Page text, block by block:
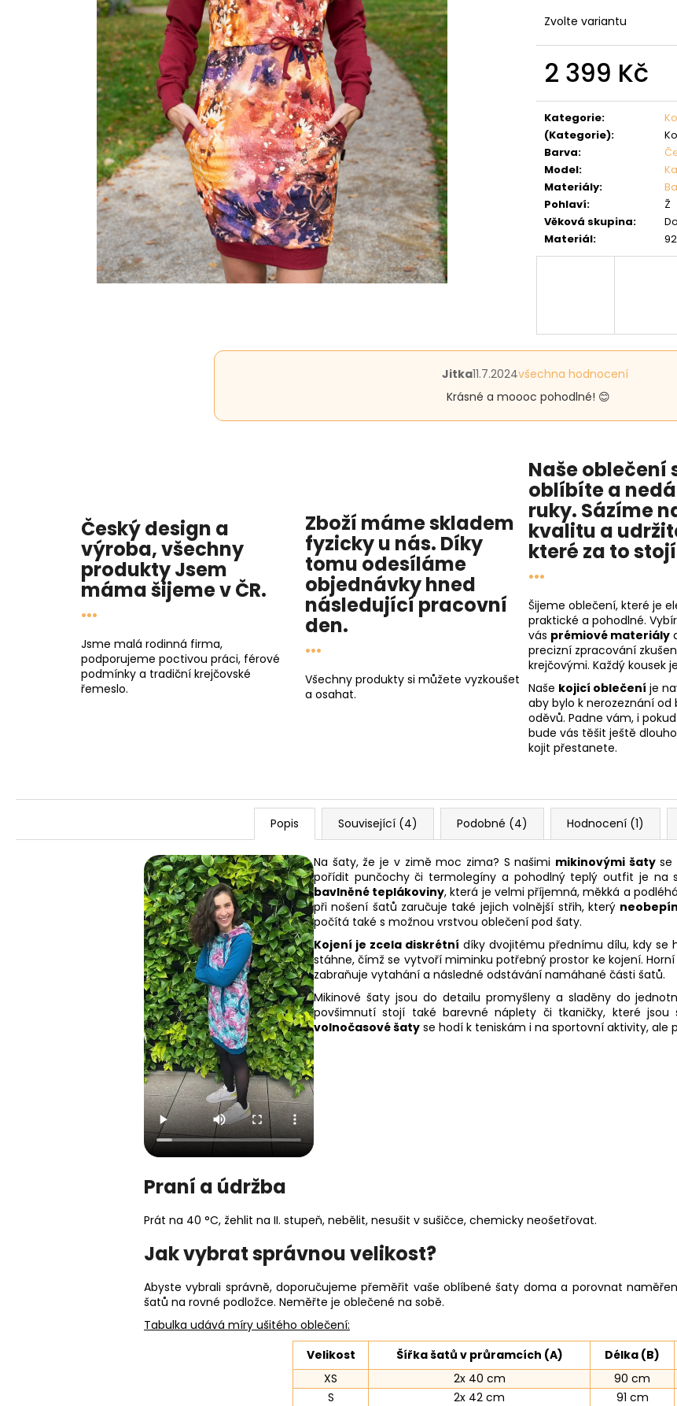
Zvolte variantu
2 399 Kč
cena:
Kategorie:
(Kategorie):
Barva:
Model:
Materiály:
Pohlaví:
Ž
Věková skupina:
Materiál:
Hodnocení
je
5
Jitka11.7.2024všechna hodnocení
Krásné a moooc pohodlné! 😊
Český design a
výroba, všechny
produktyJsem
mámašijeme v ČR.
...
Jsme malá rodinná firma,
podporujeme poctivou práci, férové
podmínky a tradiční krejčovské
řemeslo.
Zboží máme skladem
fyzicky u nás. Díky
tomu odesíláme
objednávky hned
následující pracovní
den.
...
Všechny produkty si můžete vyzkoušet
a osahat.
Naše oblečení
oblíbíte a
ruky. Sázíme
kvalitu a
které za to
...
Šijeme oblečení, které je
praktické a pohodlné.
vás prémiové materiály
precizní zpracování
krejčovými. Každý kousek
Naše kojicí oblečení je
aby bylo k nerozeznání od
oděvů. Padne vám, i
bude vás těšit ještě
kojit přestanete.
Popis Související (4) Podobné (4) Hodnocení (1)
Na šaty, že je v zimě moc zima? S našimi mikinovými šatyse
pořídit punčochy či termolegíny a pohodlný teplý outfit je na
bavlněné teplákoviny, která je velmi příjemná, měkká a
při nošení šatů zaručuje také jejich volnější střih, který
počítá také s možnou vrstvou oblečení pod šaty.
Kojení je zcela diskrétní díky dvojitému přednímu dílu, kdy se
stáhne, čímž se vytvoří miminku potřebný prostor ke kojení.
zabraňuje vytahání a následné odstávání namáhané části šatů.
Mikinové šaty jsou do detailu promyšleny a sladěny do
povšimnutí stojí také barevné náplety či tkaničky, které jsou
volnočasové šaty se hodí k teniskám i na sportovní aktivity, ale
Praní a údržba
Prát na 40 °C, žehlit na II. stupeň, nebělit, nesušit v sušičce, chemicky neošetřovat.
Jak vybrat správnou velikost?
Abyste vybrali správně, doporučujeme přeměřit vaše oblíbené šaty doma a porovnat
šatů na rovné podložce. Neměřte je oblečené na sobě.
Tabulka udává míry ušitého oblečení:
Velikost
Šířka šatů v průramcích (A) Délka (B)
XS
2x 40 cm 90 cm
S
2x 42 cm 91 cm